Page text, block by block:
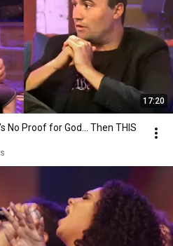
17:20
No Proof for God... Then THIS